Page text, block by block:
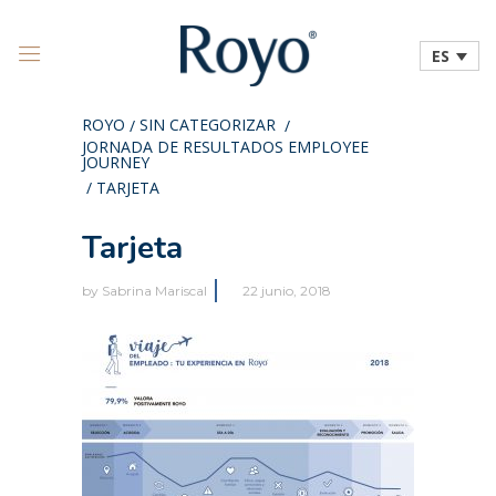
ES
ROYO / SIN CATEGORIZAR /
JORNADA DE RESULTADOS EMPLOYEE
JOURNEY
/ TARJETA
Tarjeta
by Sabrina Mariscal 22 junio, 2018